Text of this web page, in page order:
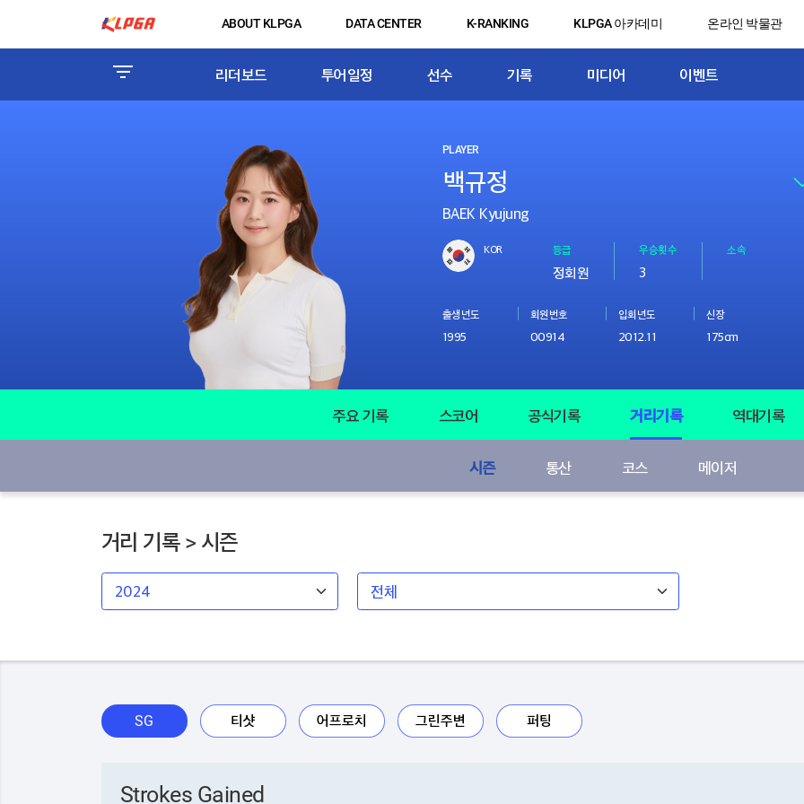
ABOUT KLPGA DATA CENTER K-RANKING KLPGA 아카데미 온라인 박물관
리더보드 투어일정 선수 기록 미디어 이벤트
PLAYER
BAEK Kyujung
KOR 등급
정회원
우승횟수
3
소속
출생년도
1995
회원번호
00914
입회년도
2012.11
신장
175cm
주요 기록 스코어 공식기록 거리기록 역대기록
시즌 통산 코스 메이저
거리 기록 > 시즌
SG 티샷 어프로치 그린주변 퍼팅
Strokes Gained